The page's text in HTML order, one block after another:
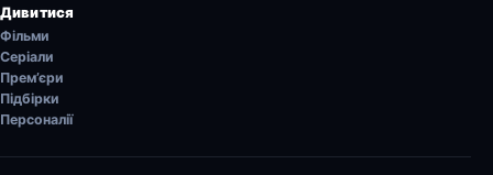
Дивитися
Фільми
Серіали
Прем’єри
Підбірки
Персоналії